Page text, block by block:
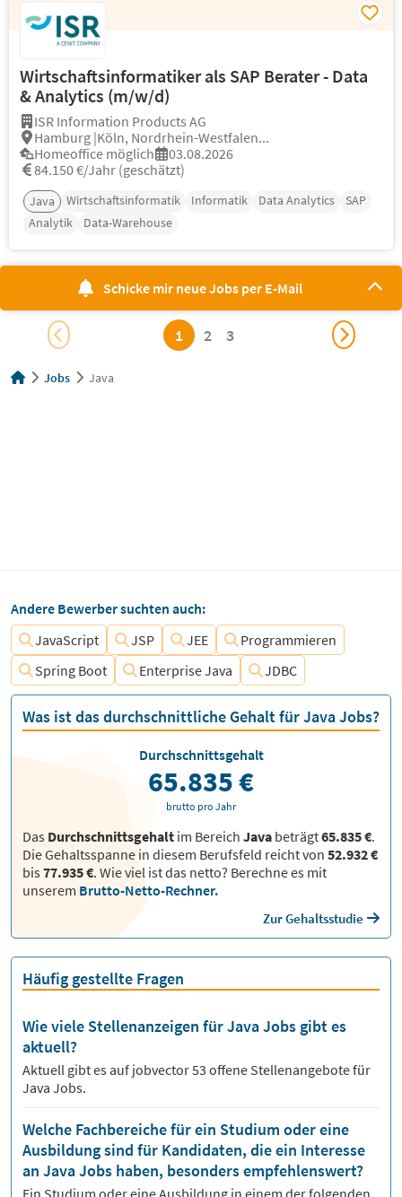
Wirtschaftsinformatiker als SAP Berater - Data
& Analytics (m/w/d)
ISR Information Products AG
Hamburg |Köln, Nordrhein-Westfalen...
Homeoffice möglich
03.08.2026
84.150 €/Jahr (geschätzt)
Java Wirtschaftsinformatik Informatik Data Analytics
SAP
Analytik
Data-Warehouse
Schicke mir neue Jobs per E-Mail
1 2 3
Jobs Java
Andere Bewerber suchten auch:
JavaScript
JSP JEE
Programmieren
Spring Boot
Enterprise Java JDBC
Was ist das durchschnittliche Gehalt für Java Jobs?
Das Durchschnittsgehalt im Bereich Java beträgt65.835 €.
Die Gehaltsspanne in diesem Berufsfeld reicht von 52.932 €
bis77.935 €. Wie viel ist das netto? Berechne es mit
unserem Brutto-Netto-Rechner.
Zur Gehaltsstudie
Durchschnittsgehalt
65.835 €
brutto pro Jahr
Häufig gestellte Fragen
Wie viele Stellenanzeigen für Java Jobs gibt es
aktuell?
Aktuell gibt es auf jobvector53 offene Stellenangebote für
Java Jobs.
Welche Fachbereiche für ein Studium oder eine
Ausbildung sind für Kandidaten, die ein Interesse
an Java Jobs haben, besonders empfehlenswert?
Ein Studium oder eine Ausbildung in einem der folgenden